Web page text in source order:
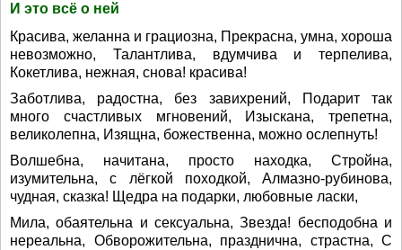
И это всё о ней
Красива, желанна и грациозна, Прекрасна, умна, хороша
невозможно, Талантлива, вдумчива и терпелива,
Кокетлива, нежная, снова! красива!
Заботлива, радостна, без завихрений, Подарит так
много счастливых мгновений, Изыскана, трепетна,
великолепна, Изящна, божественна, можно ослепнуть!
Волшебна, начитана, просто находка, Стройна,
изумительна, с лёгкой походкой, Алмазно-рубинова,
чудная, сказка! Щедра на подарки, любовные ласки,
Мила, обаятельна и сексуальна, Звезда! бесподобна и
нереальна, Обворожительна, празднична, страстна, С